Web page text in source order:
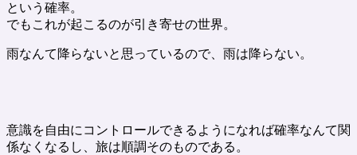
という確率。
でもこれが起こるのが引き寄せの世界。
雨なんて降らないと思っているので、雨は降らない。
意識を自由にコントロールできるようになれば確率なんて関
係なくなるし、旅は順調そのものである。